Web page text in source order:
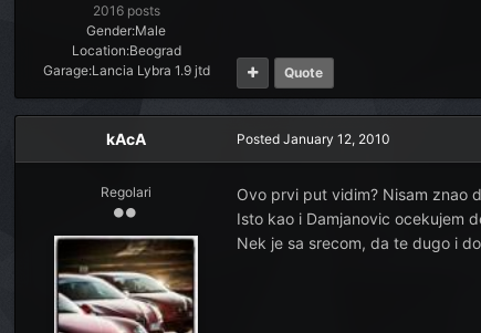
2016 posts
Gender:Male
Location:Beograd
Garage:Lancia Lybra 1.9 jtd Quote
kAcA
Regolari
PostedJanuary 12, 2010
Ovo prvi put vidim? Nisam znao
Isto kao i Damjanovic ocekujem
Nek je sa srecom, da te dugo i